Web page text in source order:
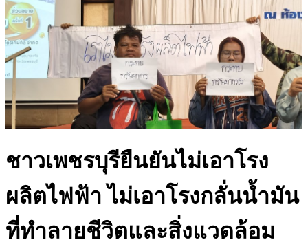
ชาวเพชรบุรียืนยันไม่เอาโรง
ผลิตไฟฟ้า ไม่เอาโรงกลั่นน้ำมัน
ที่ทำลายชีวิตและสิ่งแวดล้อม